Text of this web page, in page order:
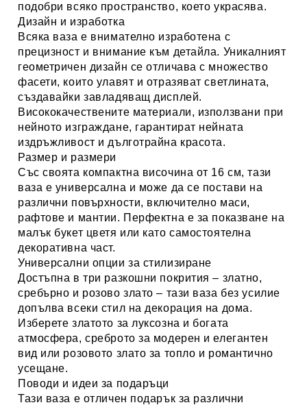
подобри всяко пространство, което украсява.
Дизайн и изработка
Всяка ваза е внимателно изработена с
прецизност и внимание към детайла. Уникалният
геометричен дизайн се отличава с множество
фасети, които улавят и отразяват светлината,
създавайки завладяващ дисплей.
Висококачествените материали, използвани при
нейното изграждане, гарантират нейната
издръжливост и дълготрайна красота.
Размер и размери
Със своята компактна височина от 16 см, тази
ваза е универсална и може да се постави на
различни повърхности, включително маси,
рафтове и мантии. Перфектна е за показване на
малък букет цветя или като самостоятелна
декоративна част.
Универсални опции за стилизиране
Достъпна в три разкошни покрития – златно,
сребърно и розово злато – тази ваза без усилие
допълва всеки стил на декорация на дома.
Изберете златото за луксозна и богата
атмосфера, среброто за модерен и елегантен
вид или розовото злато за топло и романтично
усещане.
Поводи и идеи за подаръци
Тази ваза е отличен подарък за различни